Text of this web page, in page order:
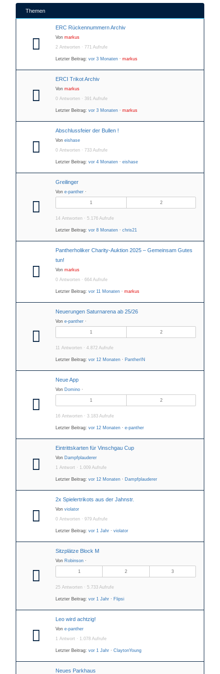
Themen
ERC Rückennummern Archiv
Von markus
2 Antworten · 771 Aufrufe
Letzter Beitrag: vor 3 Monaten · markus
ERCI Trikot Archiv
Von markus
0 Antworten · 391 Aufrufe
Letzter Beitrag: vor 3 Monaten · markus
Abschlussfeier der Bullen !
Von eishase
0 Antworten · 733 Aufrufe
Letzter Beitrag: vor 4 Monaten · eishase
Greilinger
Von e-panther ·
1 2
14 Antworten · 5.176 Aufrufe
Letzter Beitrag: vor 8 Monaten · chris21
Pantherholiker Charity-Auktion 2025 – Gemeinsam Gutes
tun!
Von markus
0 Antworten · 664 Aufrufe
Letzter Beitrag: vor 11 Monaten · markus
Neuerungen Saturnarena ab 25/26
Von e-panther ·
1 2
11 Antworten · 4.872 Aufrufe
Letzter Beitrag: vor 12 Monaten · PantherIN
Neue App
Von Domino ·
1 2
16 Antworten · 3.183 Aufrufe
Letzter Beitrag: vor 12 Monaten · e-panther
Eintrittskarten für Vinschgau Cup
Von Dampfplauderer
1 Antwort · 1.009 Aufrufe
Letzter Beitrag: vor 12 Monaten · Dampfplauderer
2x Spielertrikots aus der Jahnstr.
Von violator
0 Antworten · 979 Aufrufe
Letzter Beitrag: vor 1 Jahr · violator
Sitzplätze Block M
Von Robinson ·
1 2 3
25 Antworten · 5.733 Aufrufe
Letzter Beitrag: vor 1 Jahr · Flipsi
Leo wird achtzig!
Von e-panther
1 Antwort · 1.078 Aufrufe
Letzter Beitrag: vor 1 Jahr · ClaytonYoung
Neues Parkhaus